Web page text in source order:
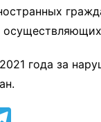
года за